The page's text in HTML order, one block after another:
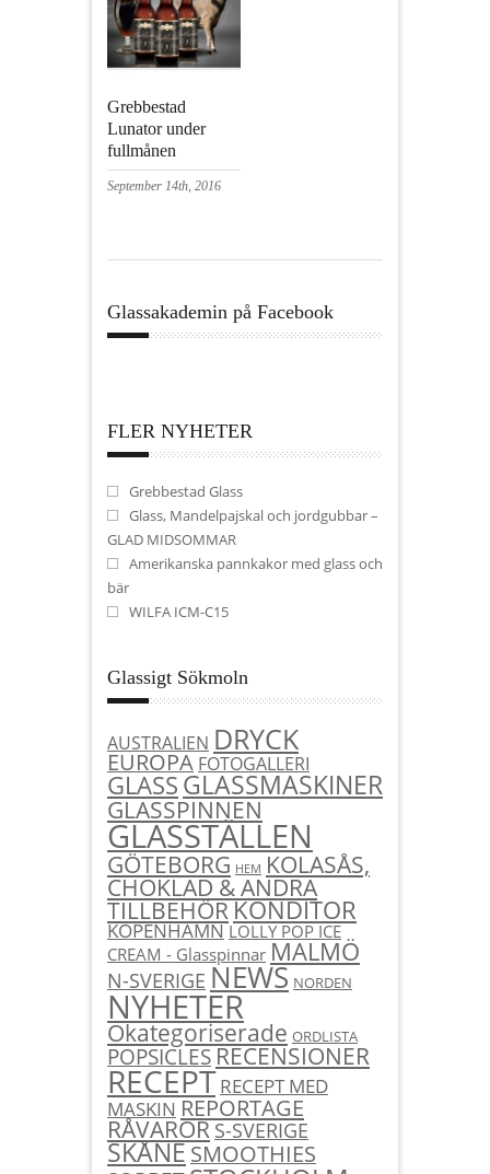
Grebbestad
Lunator under
fullmånen
September 14th, 2016
Glassakademin på Facebook
FLER NYHETER
Grebbestad Glass
Glass, Mandelpajskal och jordgubbar –
GLAD MIDSOMMAR
Amerikanska pannkakor med glass och
bär
WILFA ICM-C15
Glassigt Sökmoln
AUSTRALIEN DRYCK
EUROPA FOTOGALLERI
GLASSGLASSMASKINER
GLASSPINNEN
GLASSTÄLLEN
GÖTEBORG HEM KOLASÅS,
CHOKLAD & ANDRA
TILLBEHÖRKONDITOR
KÖPENHAMN LOLLY POP ICE
CREAM - Glasspinnar MALMÖ
N-SVERIGE NEWS NORDEN
NYHETER
Okategoriserade ORDLISTA
POPSICLESRECENSIONER
RECEPT RECEPT MED
MASKIN REPORTAGE
RÅVARORS-SVERIGE
SKÅNESMOOTHIES